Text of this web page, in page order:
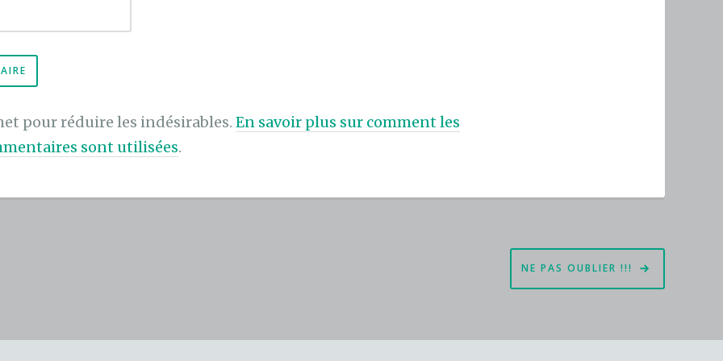
pour réduire les indésirables. En savoir plus sur comment les
sont utilisées.
NE PAS OUBLIER !!!